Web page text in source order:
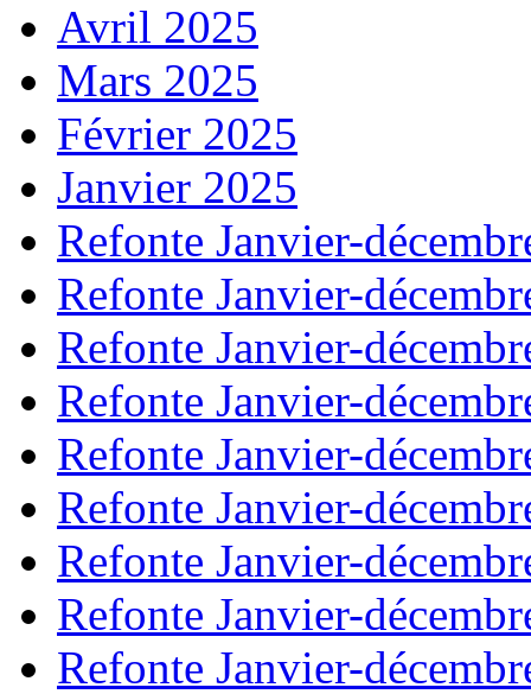
Avril 2025
Mars 2025
Février 2025
Janvier 2025
Refonte Janvier-
Refonte Janvier-
Refonte Janvier-
Refonte Janvier-
Refonte Janvier-
Refonte Janvier-
Refonte Janvier-
Refonte Janvier-
Refonte Janvier-